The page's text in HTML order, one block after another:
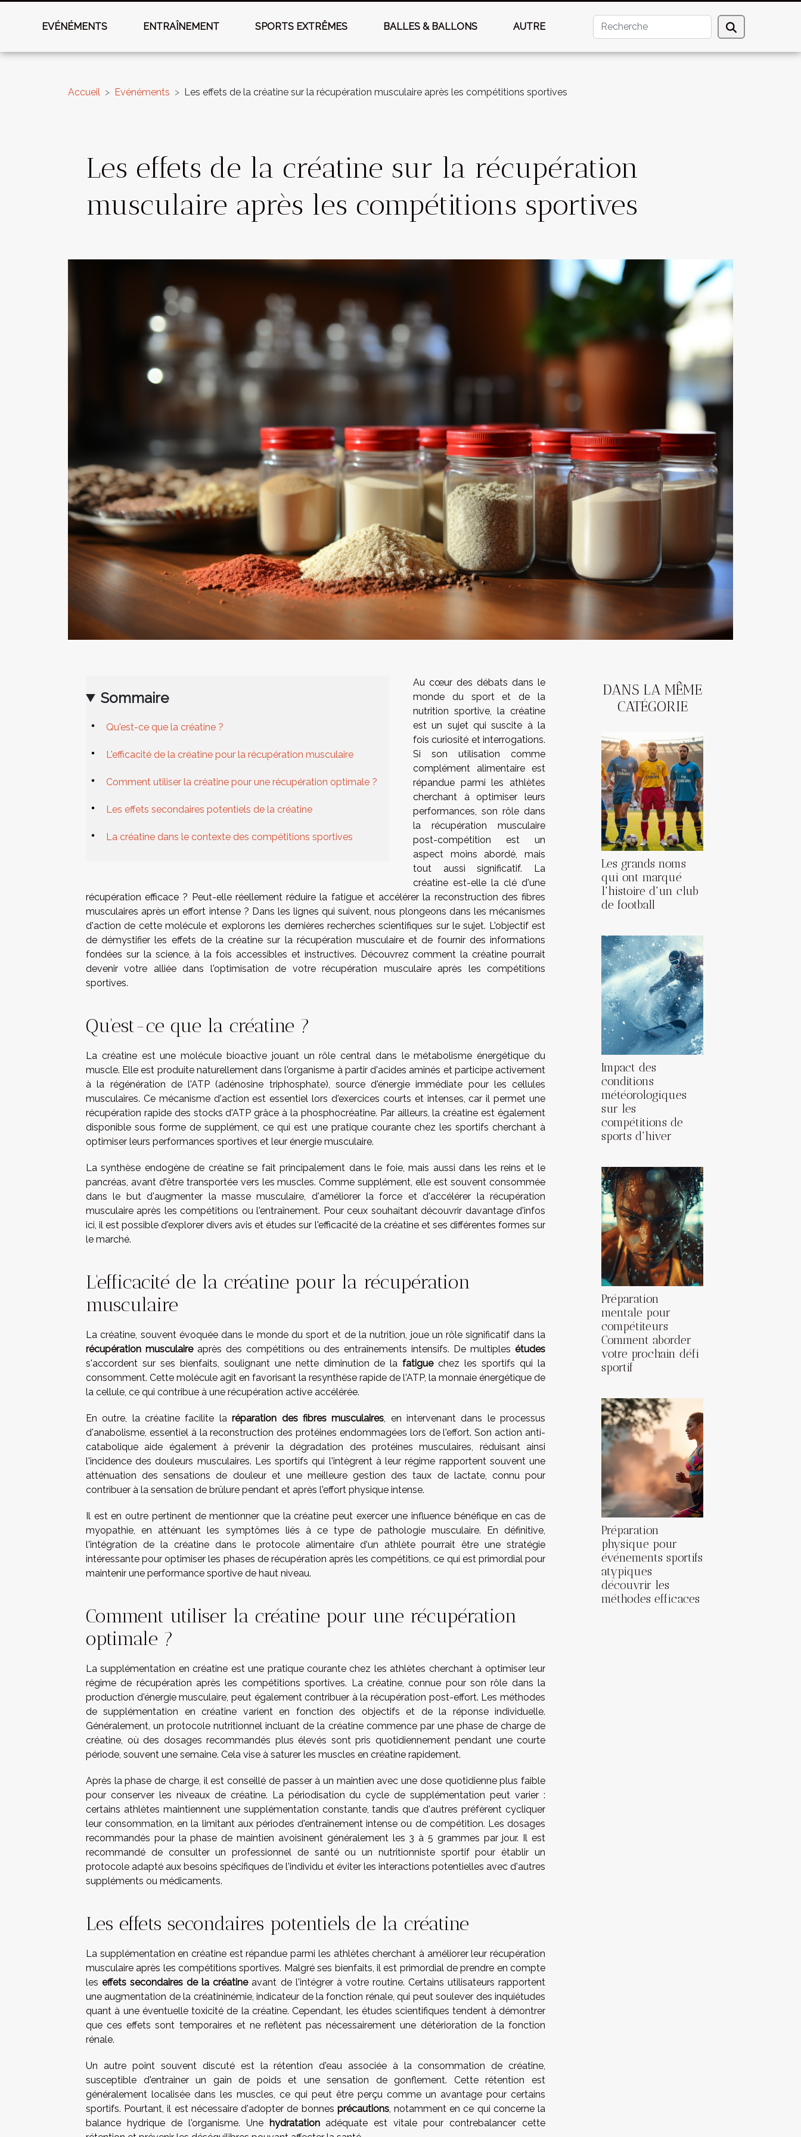
EVÉNÉMENTS ENTRAÎNEMENT SPORTS EXTRÊMES BALLES & BALLONS AUTRE
Accueil Evénéments Les effets de la créatine sur la récupération musculaire après les compétitions sportives
Les effets de la créatine sur la récupération
musculaire après les compétitions sportives
Sommaire
Qu'est-ce que la créatine ?
L'efficacité de la créatine pour la récupération musculaire
Comment utiliser la créatine pour une récupération optimale ?
Les effets secondaires potentiels de la créatine
La créatine dans le contexte des compétitions sportives
Au cœur des débats dans le
monde du sport et de la
nutrition sportive, la créatine
est un sujet qui suscite à la
fois curiosité et interrogations.
Si son utilisation comme
complément alimentaire est
répandue parmi les athlètes
cherchant à optimiser leurs
performances, son rôle dans
la récupération musculaire
post-compétition est un
aspect moins abordé, mais
tout aussi significatif. La
créatine est-elle la clé d'une
récupération efficace ? Peut-elle réellement réduire la fatigue et accélérer la reconstruction des fibres
musculaires après un effort intense ? Dans les lignes qui suivent, nous plongeons dans les mécanismes
d'action de cette molécule et explorons les dernières recherches scientifiques sur le sujet. L'objectif est
de démystifier les effets de la créatine sur la récupération musculaire et de fournir des informations
fondées sur la science, à la fois accessibles et instructives. Découvrez comment la créatine pourrait
devenir votre alliée dans l'optimisation de votre récupération musculaire après les compétitions
sportives.
Qu'est-ce que la créatine ?
La créatine est une molécule bioactive jouant un rôle central dans le métabolisme énergétique du
muscle. Elle est produite naturellement dans l'organisme à partir d'acides aminés et participe activement
à la régénération de l'ATP (adénosine triphosphate), source d'énergie immédiate pour les cellules
musculaires. Ce mécanisme d'action est essentiel lors d'exercices courts et intenses, car il permet une
récupération rapide des stocks d'ATP grâce à la phosphocréatine. Par ailleurs, la créatine est également
disponible sous forme de supplément, ce qui est une pratique courante chez les sportifs cherchant à
optimiser leurs performances sportives et leur énergie musculaire.
La synthèse endogène de créatine se fait principalement dans le foie, mais aussi dans les reins et le
pancréas, avant d'être transportée vers les muscles. Comme supplément, elle est souvent consommée
dans le but d'augmenter la masse musculaire, d'améliorer la force et d'accélérer la récupération
musculaire après les compétitions ou l'entraînement. Pour ceux souhaitantdécouvrir davantage d'infos
ici , il est possible d'explorer divers avis et études sur l'efficacité de la créatine et ses différentes formes sur
le marché.
L'efficacité de la créatine pour la récupération
musculaire
La créatine, souvent évoquée dans le monde du sport et de la nutrition, joue un rôle significatif dans la
récupération musculaireaprès des compétitions ou des entraînements intensifs. De multiplesétudes
s'accordent sur ses bienfaits, soulignant une nette diminution de lafatiguechez les sportifs qui la
consomment. Cette molécule agit en favorisant la resynthèse rapide de l'ATP, la monnaie énergétique de
la cellule, ce qui contribue à une récupération active accélérée.
En outre, la créatine facilite laréparation des fibres musculaires , en intervenant dans le processus
d'anabolisme, essentiel à la reconstruction des protéines endommagées lors de l'effort. Son action anti-
catabolique aide également à prévenir la dégradation des protéines musculaires, réduisant ainsi
l'incidence des douleurs musculaires. Les sportifs qui l'intègrent à leur régime rapportent souvent une
atténuation des sensations de douleur et une meilleure gestion des taux de lactate, connu pour
contribuer à la sensation de brûlure pendant et après l'effort physique intense.
Il est en outre pertinent de mentionner que la créatine peut exercer une influence bénéfique en cas de
myopathie, en atténuant les symptômes liés à ce type de pathologie musculaire. En définitive,
l'intégration de la créatine dans le protocole alimentaire d'un athlète pourrait être une stratégie
intéressante pour optimiser les phases de récupération après les compétitions, ce qui est primordial pour
maintenir une performance sportive de haut niveau.
Comment utiliser la créatine pour une récupération
optimale ?
La supplémentation en créatine est une pratique courante chez les athlètes cherchant à optimiser leur
régime de récupération après les compétitions sportives. La créatine, connue pour son rôle dans la
production d'énergie musculaire, peut également contribuer à la récupération post-effort. Les méthodes
de supplémentation en créatine varient en fonction des objectifs et de la réponse individuelle.
Généralement, un protocole nutritionnel incluant de la créatine commence par une phase de charge de
créatine, où des dosages recommandés plus élevés sont pris quotidiennement pendant une courte
période, souvent une semaine. Cela vise à saturer les muscles en créatine rapidement.
Après la phase de charge, il est conseillé de passer à un maintien avec une dose quotidienne plus faible
pour conserver les niveaux de créatine. La périodisation du cycle de supplémentation peut varier :
certains athlètes maintiennent une supplémentation constante, tandis que d'autres préfèrent cycliquer
leur consommation, en la limitant aux périodes d'entraînement intense ou de compétition. Les dosages
recommandés pour la phase de maintien avoisinent généralement les 3 à 5 grammes par jour. Il est
recommandé de consulter un professionnel de santé ou un nutritionniste sportif pour établir un
protocole adapté aux besoins spécifiques de l'individu et éviter les interactions potentielles avec d'autres
suppléments ou médicaments.
Les effets secondaires potentiels de la créatine
La supplémentation en créatine est répandue parmi les athlètes cherchant à améliorer leur récupération
musculaire après les compétitions sportives. Malgré ses bienfaits, il est primordial de prendre en compte
leseffets secondaires de la créatineavant de l'intégrer à votre routine. Certains utilisateurs rapportent
une augmentation de la créatininémie, indicateur de la fonction rénale, qui peut soulever des inquiétudes
quant à une éventuelle toxicité de la créatine. Cependant, les études scientifiques tendent à démontrer
que ces effets sont temporaires et ne reflètent pas nécessairement une détérioration de la fonction
rénale.
Un autre point souvent discuté est la rétention d'eau associée à la consommation de créatine,
susceptible d'entrainer un gain de poids et une sensation de gonflement. Cette rétention est
généralement localisée dans les muscles, ce qui peut être perçu comme un avantage pour certains
sportifs. Pourtant, il est nécessaire d'adopter de bonnes précautions, notamment en ce qui concerne la
balance hydrique de l'organisme. Une hydratationadéquate est vitale pour contrebalancer cette
DANS LA MÊME
CATÉGORIE
Les grands noms
qui ont marqué
l'histoire d'un club
de football
Impact des
conditions
météorologiques
sur les
compétitions de
sports d'hiver
Préparation
mentale pour
compétiteurs
Comment aborder
votre prochain défi
sportif
Préparation
physique pour
événements sportifs
atypiques
découvrir les
méthodes efficaces